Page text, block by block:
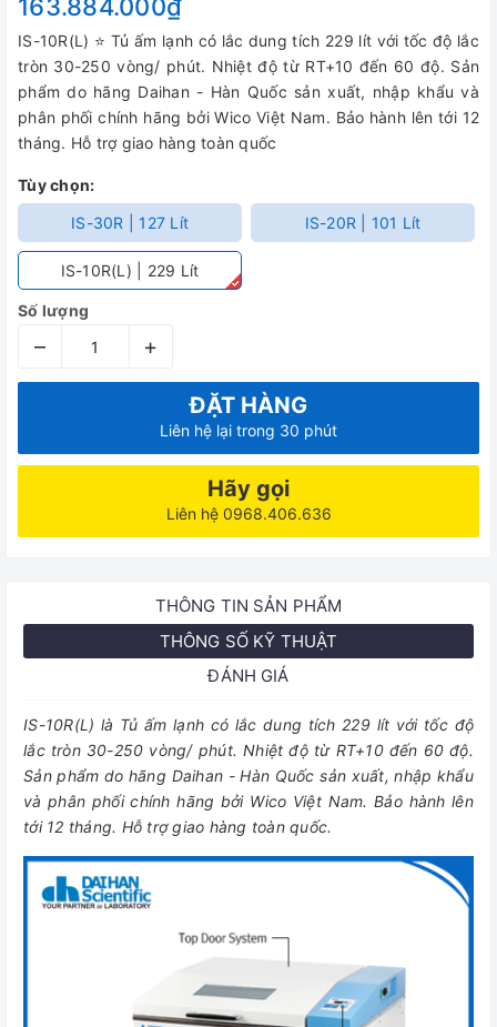
163.884.000₫
IS-10R(L) ⭐ Tủ ấm lạnh có lắc dung tích 229 lít với tốc độ lắc
tròn 30-250 vòng/ phút. Nhiệt độ từ RT+10 đến 60 độ. Sản
phẩm do hãng Daihan - Hàn Quốc sản xuất, nhập khẩu và
phân phối chính hãng bởi Wico Việt Nam. Bảo hành lên tới 12
tháng. Hỗ trợ giao hàng toàn quốc
Tùy chọn:
IS-30R | 127 Lít
IS-20R | 101 Lít
IS-10R(L) | 229 Lít
Số lượng
– +
ĐẶT HÀNG
Liên hệ lại trong 30 phút
Hãy gọi
Liên hệ 0968.406.636
THÔNG TIN SẢN PHẨM
THÔNG SỐ KỸ THUẬT
ĐÁNH GIÁ
IS-10R(L) là Tủ ấm lạnh có lắc dung tích 229 lít với tốc độ
lắc tròn 30-250 vòng/ phút. Nhiệt độ từ RT+10 đến 60 độ.
Sản phẩm do hãng Daihan - Hàn Quốc sản xuất, nhập khẩu
và phân phối chính hãng bởi Wico Việt Nam. Bảo hành lên
tới 12 tháng. Hỗ trợ giao hàng toàn quốc.